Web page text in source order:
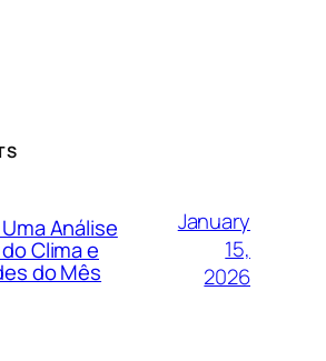
Análise
Clima e
do Mês
January
15,
2026